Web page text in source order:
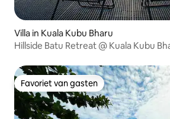
Villa in Kuala Kubu Bharu
Hillside Batu Retreat @ Kuala Kubu
Favoriet van gasten
Favoriet van gasten